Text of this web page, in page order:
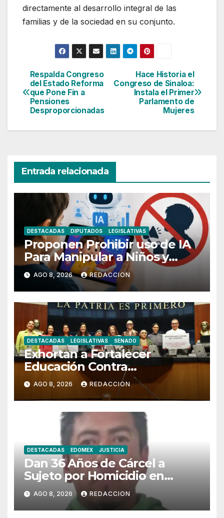
directamente al desarrollo integral de las
familias y de la sociedad en su conjunto.
Navegación
de
entradas
Hace Historia el
Congreso de Sinaloa:
Instala el Primer
Parlamento de
Mujeres
Respalda Congreso
del Estado Reforma
que Pone Fin a
Pensiones
Desproporcionadas
Entrada relacionada
DESTACADAS DIPUTADOS LEGISLATIVAS
Proponen Prohibir uso de IA
Para Manipular a Niños y
Adolescentes
AGO 8, 2026 REDACCION
DESTACADAS LEGISLATIVAS SENADO
Exhortan a Fortalecer
Educación Contra
Discriminación y Discurso de
Odio
AGO 8, 2026 REDACCION
DESTACADAS EDOMEX JUSTICIA
Dan 36 Años de Cárcel a
Sujeto por Homicidio en
Tecámac
AGO 8, 2026 REDACCION